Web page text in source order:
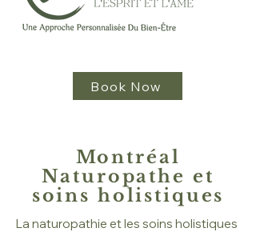
Book Now
Montréal
Naturopathe et
soins holistiques
La naturopathie et les soins holistiques